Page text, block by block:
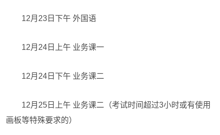
12月23日下午 外国语
12月24日上午 业务课一
12月24日下午 业务课二
12月25日上午 业务课二（考试时间超过3小时或有使用
画板等特殊要求的）